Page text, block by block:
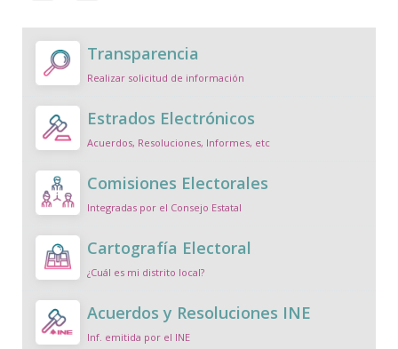
Transparencia
Realizar solicitud de información
Estrados Electrónicos
Acuerdos, Resoluciones, Informes, etc
Comisiones Electorales
Integradas por el Consejo Estatal
Cartografía Electoral
¿Cuál es mi distrito local?
Acuerdos y Resoluciones INE
Inf. emitida por el INE